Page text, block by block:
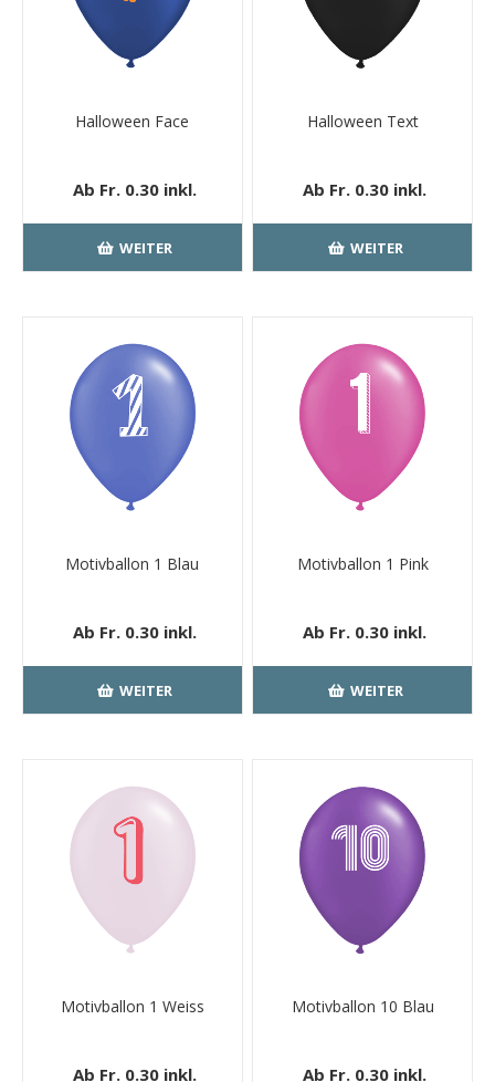
Halloween Face
Ab Fr. 0.30 inkl.
Versand
WEITER
Halloween Text
Ab Fr. 0.30 inkl.
Versand
WEITER
Motivballon 1 Blau
Ab Fr. 0.30 inkl.
Versand
WEITER
Motivballon 1 Pink
Ab Fr. 0.30 inkl.
Versand
WEITER
Motivballon 1 Weiss
Ab Fr. 0.30 inkl.
Motivballon 10 Blau
Ab Fr. 0.30 inkl.